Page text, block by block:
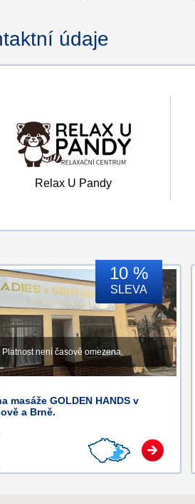
údaje
Relax U Pandy
10 %
SLEVA
Platnost není časově omezena.
masáže GOLDEN HANDS v
a Brně.